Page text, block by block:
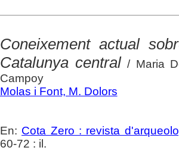
Coneixement actual
Catalunya central / Maria
Campoy
Molas i Font, M. Dolors
En: Cota Zero : revista
60-72 : il.